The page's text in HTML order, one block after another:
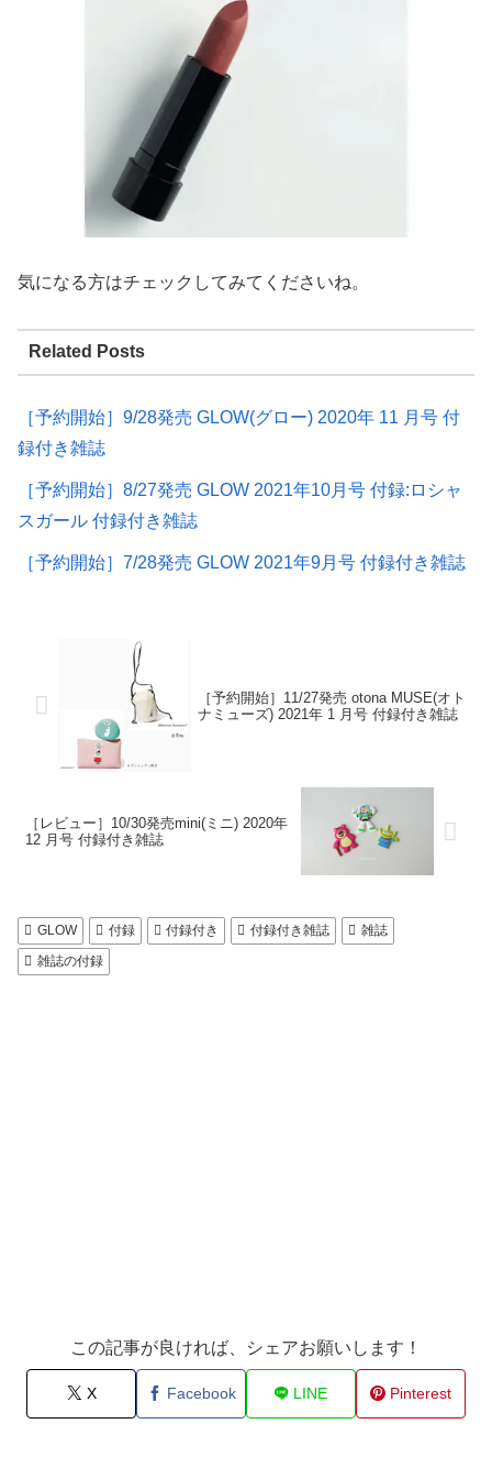
気になる方はチェックしてみてくださいね。
Related Posts
［予約開始］9/28発売 GLOW(グロー) 2020年 11 月号 付
録付き雑誌
［予約開始］8/27発売 GLOW 2021年10月号 付録:ロシャ
スガール 付録付き雑誌
［予約開始］7/28発売 GLOW 2021年9月号 付録付き雑誌
［予約開始］11/27発売 otona MUSE(オト
ナミューズ) 2021年 1 月号 付録付き雑誌
［レビュー］10/30発売mini(ミニ) 2020年
12 月号 付録付き雑誌
GLOW 付録 付録付き 付録付き雑誌
雑誌
雑誌の付録
この記事が良ければ、シェアお願いします！
X Facebook LINE Pinterest